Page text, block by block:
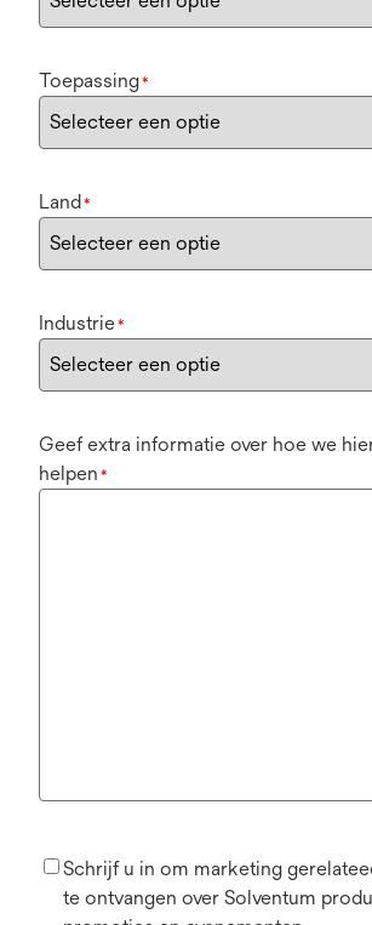
Toepassing*
Land*
Industrie*
Geef extra informatie over hoe we
helpen *
Schrijf u in om marketing
te ontvangen over Solventum